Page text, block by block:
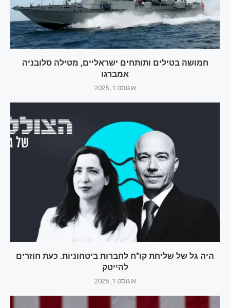
חמושה בטילים ותותחים ישראליים, מטילה סלובניה
אמברגו
אוגוסט 1, 2025
היה גל של שליחת קו"ח לחברות ביטחוניות. כעת חוזרים
להייטק
אוגוסט 1, 2025